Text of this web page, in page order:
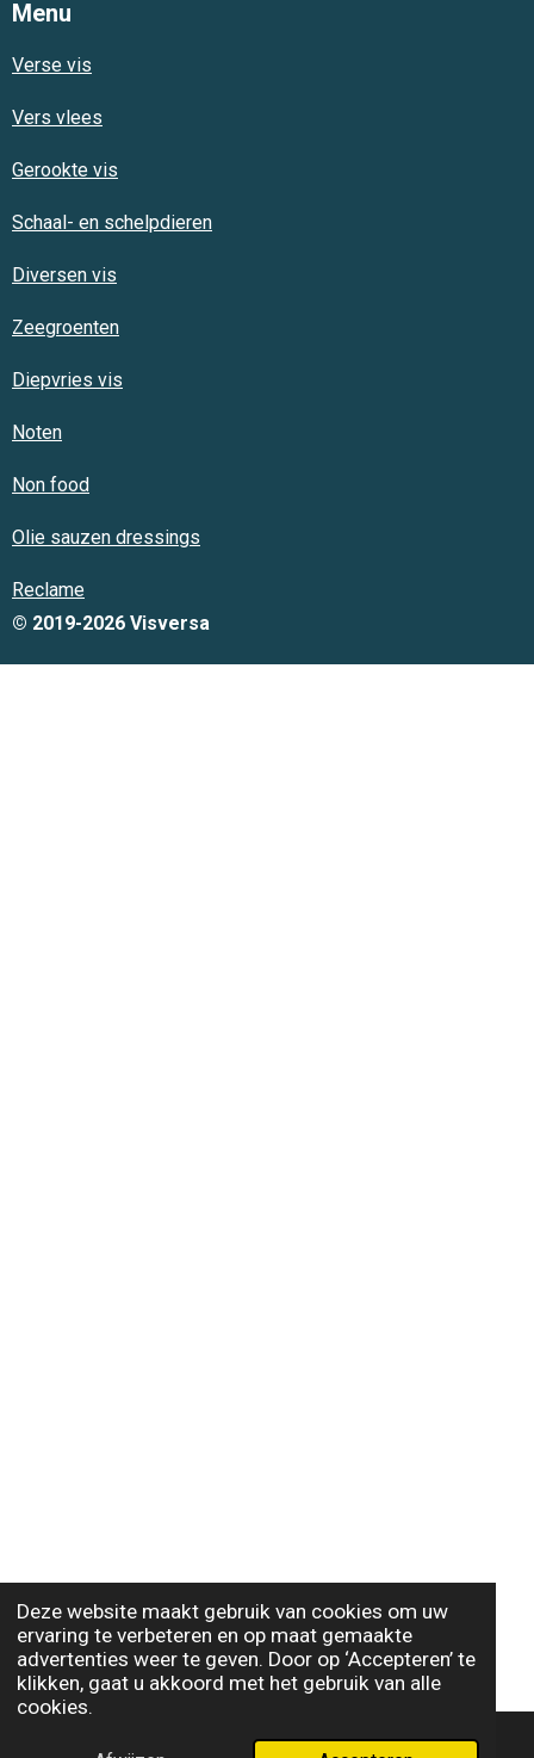
Deze website maakt gebruik van cookies om uw
ervaring te verbeteren en op maat gemaakte
advertenties weer te geven. Door op ‘Accepteren’ te
klikken, gaat u akkoord met het gebruik van alle
cookies.
Menu
Verse vis
Vers vlees
Gerookte vis
Schaal- en schelpdieren
Diversen vis
Zeegroenten
Diepvries vis
Noten
Non food
Olie sauzen dressings
Reclame
© 2019-2026 Visversa